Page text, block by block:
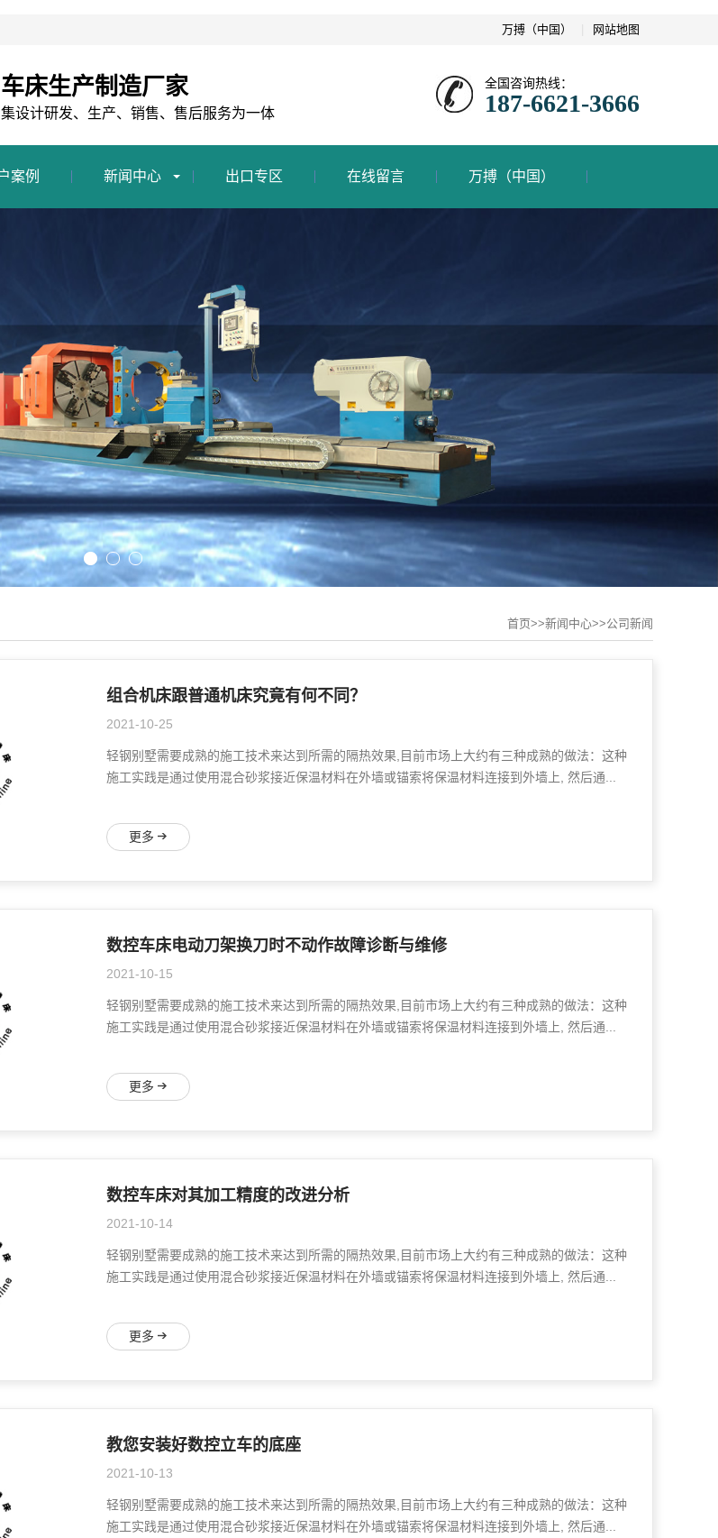
万搏（中国） 网站地图
车床生产制造厂家
集设计研发、生产、销售、售后服务为一体
全国咨询热线：
187-6621-3666
案例 新闻中心 出口专区 在线留言 万搏（中国）
首页>>新闻中心>>公司新闻
组合机床跟普通机床究竟有何不同？
2021-10-25
轻钢别墅需要成熟的施工技术来达到所需的隔热效果,目前市场上大约有三种成熟的做法：这种
施工实践是通过使用混合砂浆接近保温材料在外墙或锚索将保温材料连接到外墙上, 然后通...
更多
数控车床电动刀架换刀时不动作故障诊断与维修
2021-10-15
轻钢别墅需要成熟的施工技术来达到所需的隔热效果,目前市场上大约有三种成熟的做法：这种
施工实践是通过使用混合砂浆接近保温材料在外墙或锚索将保温材料连接到外墙上, 然后通...
更多
数控车床对其加工精度的改进分析
2021-10-14
轻钢别墅需要成熟的施工技术来达到所需的隔热效果,目前市场上大约有三种成熟的做法：这种
施工实践是通过使用混合砂浆接近保温材料在外墙或锚索将保温材料连接到外墙上, 然后通...
更多
教您安装好数控立车的底座
2021-10-13
轻钢别墅需要成熟的施工技术来达到所需的隔热效果,目前市场上大约有三种成熟的做法：这种
施工实践是通过使用混合砂浆接近保温材料在外墙或锚索将保温材料连接到外墙上, 然后通...